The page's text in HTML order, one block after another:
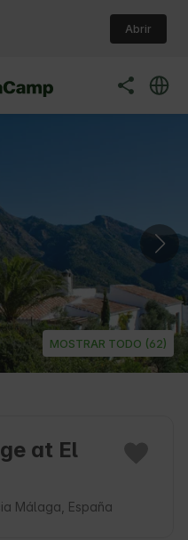
Abrir
MOSTRAR TODO (62)
at El
Málaga, España